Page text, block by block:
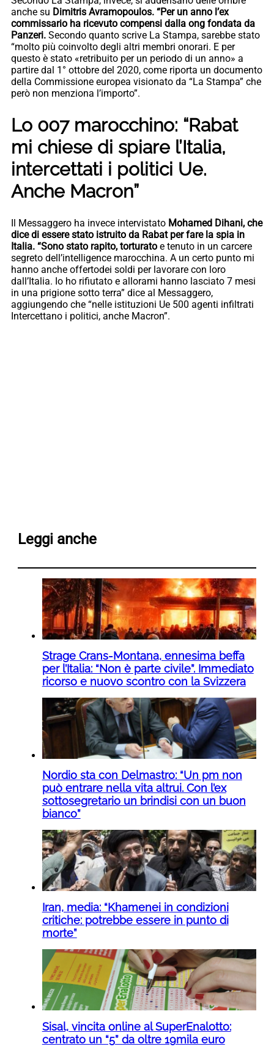
anche su Dimitris Avramopoulos. “Per un anno l’ex
commissario ha ricevuto compensi dalla ong fondata da
Panzeri. Secondo quanto scrive La Stampa, sarebbe stato
“molto più coinvolto degli altri membri onorari. E per
questo è stato «retribuito per un periodo di un anno» a
partire dal 1° ottobre del 2020, come riporta un documento
della Commissione europea visionato da “La Stampa” che
però non menziona l’importo”.
Lo 007 marocchino: “Rabat
mi chiese di spiare l’Italia,
intercettati i politici Ue.
Anche Macron”
Il Messaggero ha invece intervistato Mohamed Dihani, che
dice di essere stato istruito da Rabat per fare la spia in
Italia. “Sono stato rapito, torturato e tenuto in un carcere
segreto dell’intelligence marocchina. A un certo punto mi
hanno anche offertodei soldi per lavorare con loro
dall’Italia. Io ho rifiutato e allorami hanno lasciato 7 mesi
in una prigione sotto terra” dice al Messaggero,
aggiungendo che “nelle istituzioni Ue 500 agenti infiltrati
Intercettano i politici, anche Macron”.
Leggi anche
Strage Crans-Montana, ennesima beffa
per l’Italia: “Non è parte civile”. Immediato
ricorso e nuovo scontro con la Svizzera
Nordio sta con Delmastro: “Un pm non
può entrare nella vita altrui. Con l’ex
sottosegretario un brindisi con un buon
bianco”
Iran, media: “Khamenei in condizioni
critiche: potrebbe essere in punto di
morte”
Sisal, vincita online al SuperEnalotto:
centrato un “5” da oltre 19mila euro